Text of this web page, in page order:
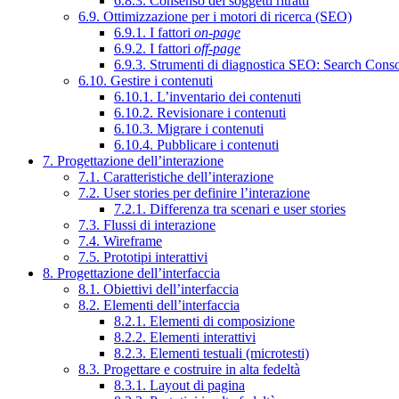
6.9. Ottimizzazione per i motori di ricerca (SEO)
6.9.1. I fattori on-page
6.9.2. I fattori off-page
6.9.3. Strumenti di diagnostica SEO: Search
6.10. Gestire i contenuti
6.10.1. L’inventario dei contenuti
6.10.2. Revisionare i contenuti
6.10.3. Migrare i contenuti
6.10.4. Pubblicare i contenuti
7. Progettazione dell’interazione
7.1. Caratteristiche dell’interazione
7.2. User stories per definire l’interazione
7.2.1. Differenza tra scenari e user stories
7.3. Flussi di interazione
7.4. Wireframe
7.5. Prototipi interattivi
8. Progettazione dell’interfaccia
8.1. Obiettivi dell’interfaccia
8.2. Elementi dell’interfaccia
8.2.1. Elementi di composizione
8.2.2. Elementi interattivi
8.2.3. Elementi testuali (microtesti)
8.3. Progettare e costruire in alta fedeltà
8.3.1. Layout di pagina